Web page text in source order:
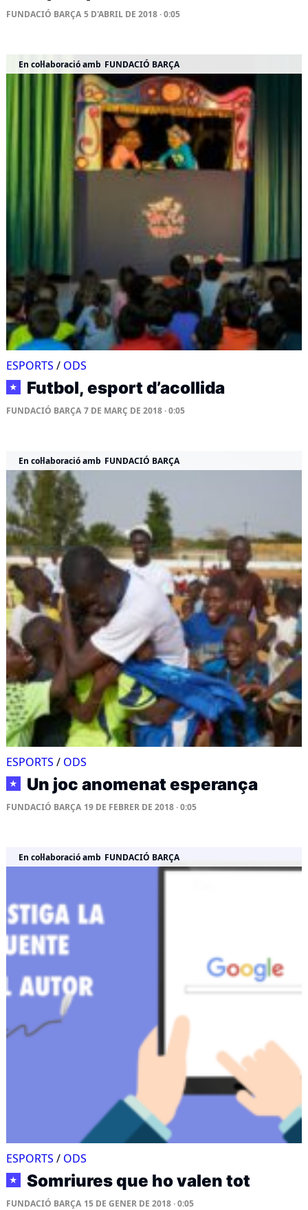
FUNDACIÓ BARÇA 5 D'ABRIL DE 2018 · 0:05
En col·laboració amb FUNDACIÓ BARÇA
ESPORTS / ODS
★ Futbol, esport d’acollida
FUNDACIÓ BARÇA 7 DE MARÇ DE 2018 · 0:05
En col·laboració amb FUNDACIÓ BARÇA
ESPORTS / ODS
★ Un joc anomenat esperança
FUNDACIÓ BARÇA 19 DE FEBRER DE 2018 · 0:05
En col·laboració amb FUNDACIÓ BARÇA
ESPORTS / ODS
★ Somriures que ho valen tot
FUNDACIÓ BARÇA 15 DE GENER DE 2018 · 0:05